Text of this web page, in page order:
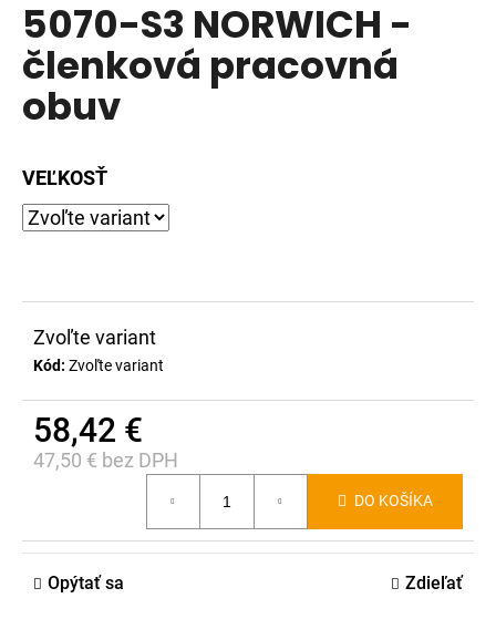
produktu
je
0,0
z
5
5070-S3 NORWICH -
členková pracovná
obuv
VEĽKOSŤ
Zvoľte variant
Kód: Zvoľte variant
58,42 €
47,50 € bez DPH
DO KOŠÍKA
Opýtať sa Zdieľať
á
j
s
ť
O
p
o
a
m
e